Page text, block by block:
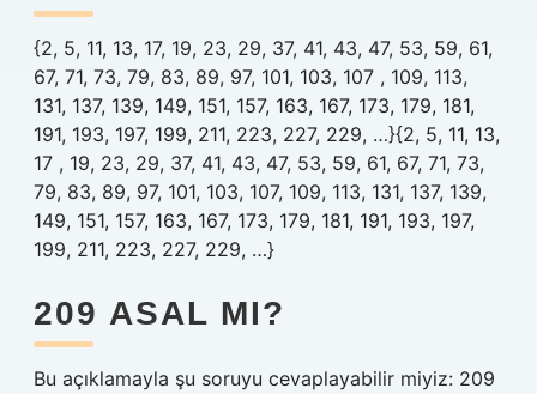
{2, 5, 11, 13, 17, 19, 23, 29, 37, 41, 43, 47, 53, 59, 61,
67, 71, 73, 79, 83, 89, 97, 101, 103, 107 , 109, 113,
131, 137, 139, 149, 151, 157, 163, 167, 173, 179, 181,
191, 193, 197, 199, 211, 223, 227, 229, …}{2, 5, 11, 13,
17 , 19, 23, 29, 37, 41, 43, 47, 53, 59, 61, 67, 71, 73,
79, 83, 89, 97, 101, 103, 107, 109, 113, 131, 137, 139,
149, 151, 157, 163, 167, 173, 179, 181, 191, 193, 197,
199, 211, 223, 227, 229, …}
209 ASAL MI?
Bu açıklamayla şu soruyu cevaplayabilir miyiz: 209